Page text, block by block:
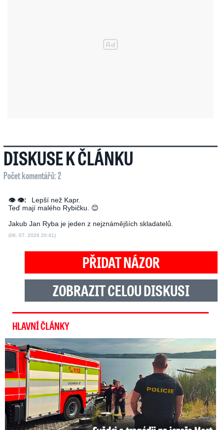
DISKUSE K ČLÁNKU
Počet komentářů: 2
👁 👁:
Lepší než Kapr.
Teď mají malého Rybičku. 😊
Jakub Jan Ryba je jeden z nejznámějších skladatelů.
(06. 07. 2026 20:41)
PŘIDAT NÁZOR
ZOBRAZIT CELOU DISKUSI
HLAVNÍ ČLÁNKY
Svědci o tragédii na jezeře Most: Byl to masakr!